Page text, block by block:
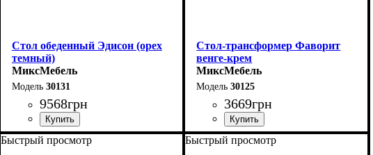
Стол обеденный Эдисон (орех
темный)
МиксМебель
30131
9568грн
Стол-трансформер Фаворит
венге-крем
МиксМебель
30125
3669грн
Быстрый просмотр Быстрый просмотр